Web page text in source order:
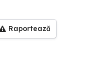
Raportează